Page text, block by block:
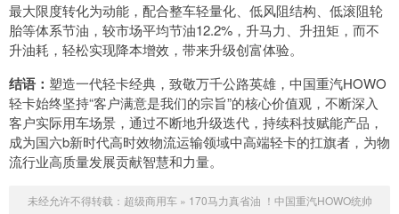
最大限度转化为动能，配合整车轻量化、低风阻结构、低滚阻轮
胎等体系节油，较市场平均节油12.2%，升马力、升扭矩，而不
升油耗，轻松实现降本增效，带来升级创富体验。
结语： 塑造一代轻卡经典，致敬万千公路英雄，中国重汽HOWO
轻卡始终坚持“客户满意是我们的宗旨”的核心价值观，不断深入
客户实际用车场景，通过不断地升级迭代，持续科技赋能产品，
成为国六b新时代高时效物流运输领域中高端轻卡的扛旗者，为物
流行业高质量发展贡献智慧和力量。
未经允许不得转载： 超级商用车» 170马力真省油 ！中国重汽HOWO统帅